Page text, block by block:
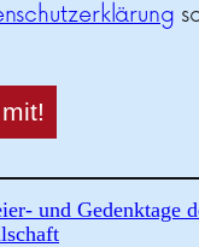
und Gedenktage